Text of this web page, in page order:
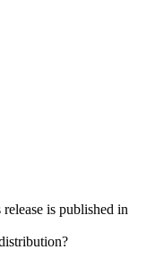
is published in